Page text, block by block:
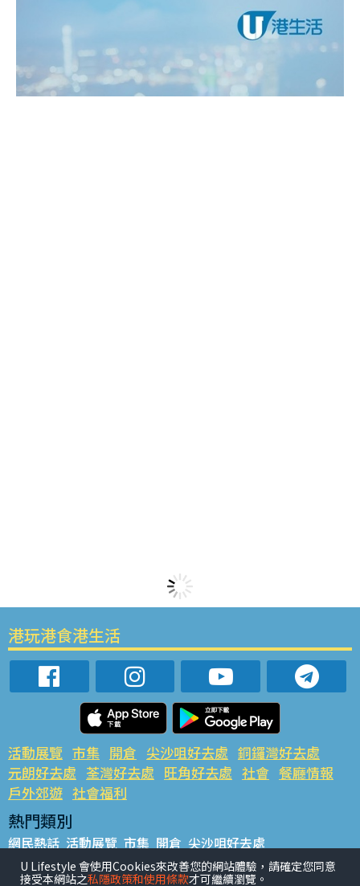
港玩港食港生活
活動展覽 市集 開倉 尖沙咀好去處 銅鑼灣好去處
元朗好去處 荃灣好去處 旺角好去處 社會 餐廳情報
戶外郊遊 社會福利
熱門類別
網民熱話 活動展覽 市集 開倉 尖沙咀好去處
銅鑼灣好去處 元朗好去處 荃灣好去處 旺角好去處 社會
餐廳情報 戶外郊遊
U Lifestyle 會使用Cookies來改善您的網站體驗，請確定您同意
接受本網站之私隱政策和使用條款才可繼續瀏覽。